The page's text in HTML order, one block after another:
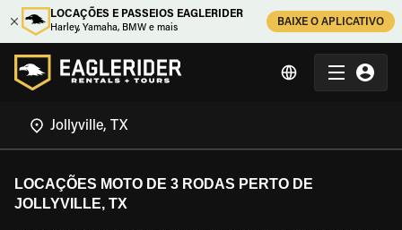
LOCAÇÕES E PASSEIOS EAGLERIDER
Harley, Yamaha, BMW e mais
BAIXE O APLICATIVO
LOCAÇÕES MOTO DE 3 RODAS PERTO DE
JOLLYVILLE, TX